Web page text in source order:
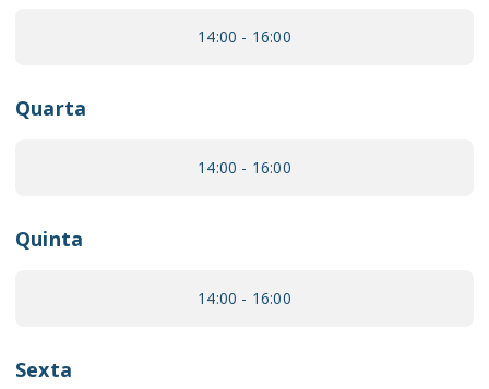
14:00 - 16:00
Quarta
14:00 - 16:00
Quinta
14:00 - 16:00
Sexta